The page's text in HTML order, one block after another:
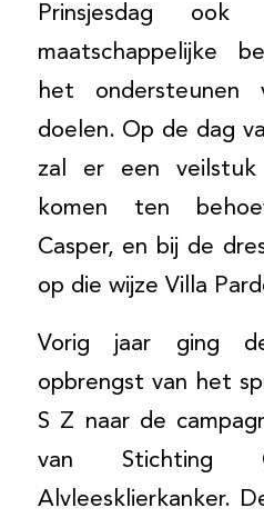
Prinsjesdag
maatschappelijke
het
doelen. Op de dag
zal er een
komen ten
Casper, en bij de
op die wijze Villa
Vorig jaar ging
opbrengst van het
S Z naar de
van Stichting
Alvleesklierkanker.